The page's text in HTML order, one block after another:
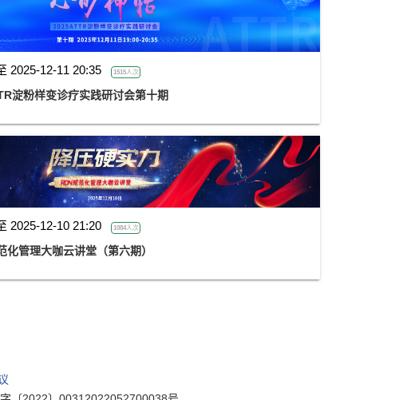
2025-12-11 20:35 1515人次
淀粉样变诊疗实践研讨会第十期
2025-12-10 21:20 1084人次
化管理大咖云讲堂（第六期）